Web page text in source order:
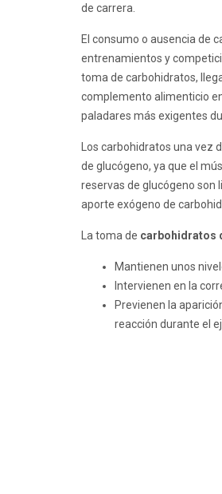
de carrera.
El consumo o ausencia de
entrenamientos y
toma de carbohidratos,
complemento alimenticio
paladares más exigentes
Los carbohidratos una vez
de glucógeno, ya que el
reservas de glucógeno son
aporte exógeno de
La toma de carbohidratos
Mantienen unos
Intervienen en la
Previenen la
reacción durante el